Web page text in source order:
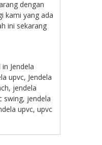
dengan
kami yang ada
ini sekarang
in Jendela
upvc, Jendela
, jendela
swing, jendela
upvc,upvc